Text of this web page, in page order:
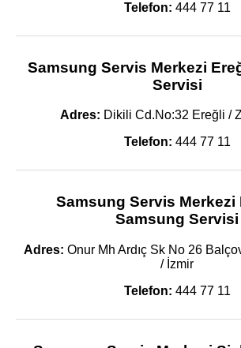
Telefon: 444 77 11
Samsung Servis Merkezi
Servisi
Adres: Dikili Cd.No:32 Ereğli /
Telefon: 444 77 11
Samsung Servis Merkezi
Samsung Servisi
Adres: Onur Mh Ardıç Sk No 26
/ İzmir
Telefon: 444 77 11